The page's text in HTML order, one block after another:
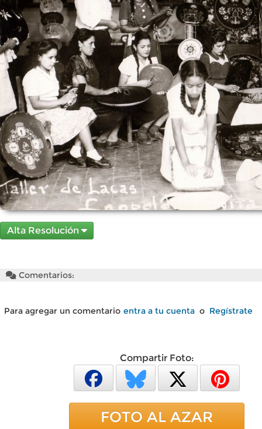
Alta Resolución
Comentarios:
Para agregar un comentario entra a tu cuenta o Regístrate
Compartir Foto:
FOTO AL AZAR